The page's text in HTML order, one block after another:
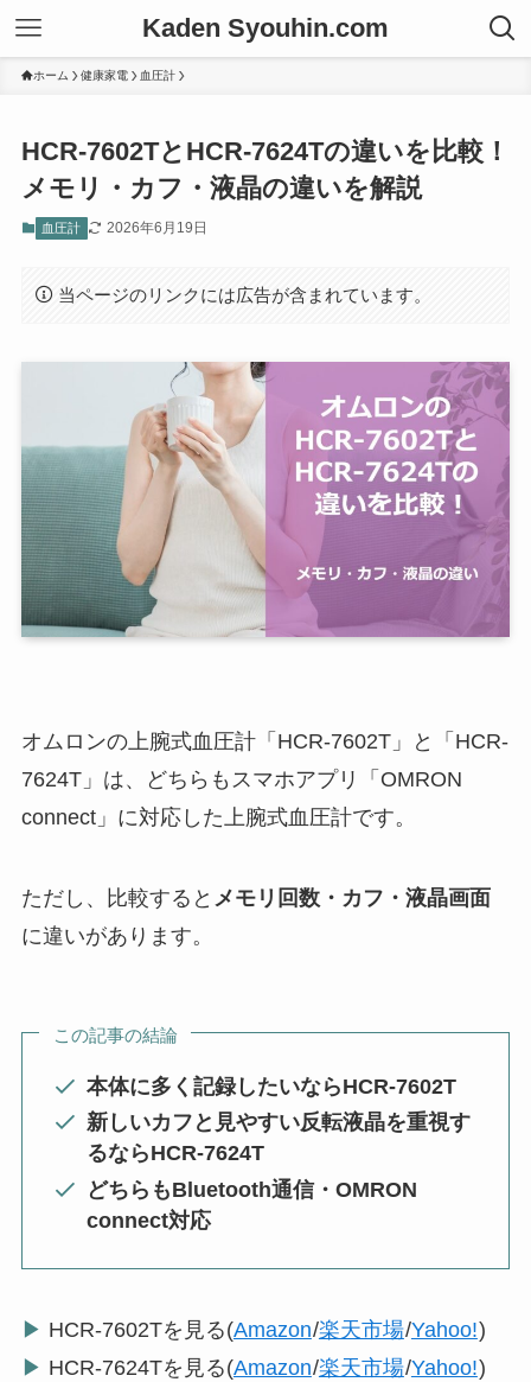
Kaden Syouhin.com
ホーム 健康家電 血圧計
HCR-7602TとHCR-7624Tの違いを比較！
メモリ・カフ・液晶の違いを解説
血圧計 2026年6月19日
当ページのリンクには広告が含まれています。
オムロンの上腕式血圧計「HCR-7602T」と「HCR-
7624T」は、どちらもスマホアプリ「OMRON
connect」に対応した上腕式血圧計です。
ただし、比較すると メモリ回数・カフ・液晶画面
に違いがあります。
この記事の結論
本体に多く記録したいならHCR-7602T
新しいカフと見やすい反転液晶を重視す
るならHCR-7624T
どちらもBluetooth通信・OMRON
connect対応
▶ HCR-7602Tを見る(Amazon/楽天市場/Yahoo!)
▶ HCR-7624Tを見る(Amazon/楽天市場/Yahoo!)